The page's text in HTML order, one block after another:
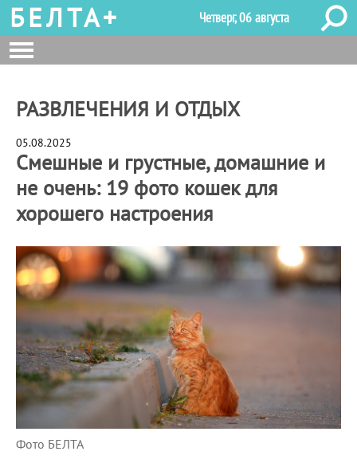
БЕЛТА+ Четверг, 06 августа
РАЗВЛЕЧЕНИЯ И ОТДЫХ
05.08.2025
Смешные и грустные, домашние и
не очень: 19 фото кошек для
хорошего настроения
Фото БЕЛТА